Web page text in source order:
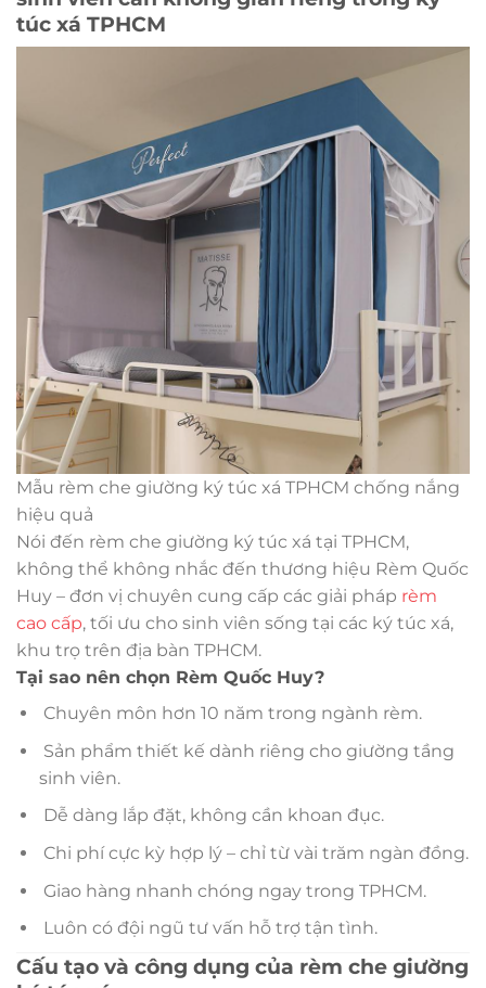
túc xá TPHCM
Mẫu rèm che giường ký túc xá TPHCM chống nắng
hiệu quả
Nói đến rèm che giường ký túc xá tại TPHCM,
không thể không nhắc đến thương hiệu Rèm Quốc
Huy – đơn vị chuyên cung cấp các giải pháp rèm
cao cấp, tối ưu cho sinh viên sống tại các ký túc xá,
khu trọ trên địa bàn TPHCM.
Tại sao nên chọn Rèm Quốc Huy?
Chuyên môn hơn 10 năm trong ngành rèm.
Sản phẩm thiết kế dành riêng cho giường tầng
sinh viên.
Dễ dàng lắp đặt, không cần khoan đục.
Chi phí cực kỳ hợp lý – chỉ từ vài trăm ngàn đồng.
Giao hàng nhanh chóng ngay trong TPHCM.
Luôn có đội ngũ tư vấn hỗ trợ tận tình.
Cấu tạo và công dụng của rèm che giường